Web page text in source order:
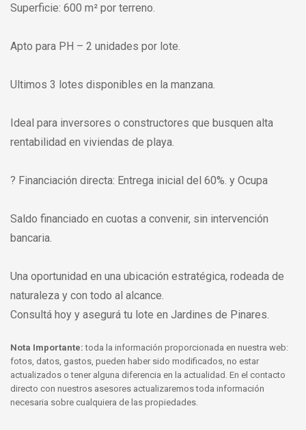
Superficie: 600 m² por terreno.
Apto para PH – 2 unidades por lote.
Ultimos 3 lotes disponibles en la manzana.
Ideal para inversores o constructores que busquen alta
rentabilidad en viviendas de playa.
? Financiación directa: Entrega inicial del 60%. y Ocupa
Saldo financiado en cuotas a convenir, sin intervención
bancaria.
Una oportunidad en una ubicación estratégica, rodeada de
naturaleza y con todo al alcance.
Consultá hoy y asegurá tu lote en Jardines de Pinares.
Nota Importante:toda la información proporcionada en nuestra web:
fotos, datos, gastos, pueden haber sido modificados, no estar
actualizados o tener alguna diferencia en la actualidad. En el contacto
directo con nuestros asesores actualizaremos toda información
necesaria sobre cualquiera de las propiedades.